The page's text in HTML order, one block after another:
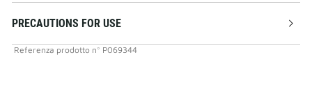
PRECAUTIONS FOR USE
Referenza prodotto n° P069344